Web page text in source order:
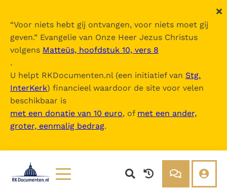
“Voor niets hebt gij ontvangen, voor niets moet gij
geven.” Evangelie van Onze Heer Jezus Christus
volgens Matteüs, hoofdstuk 10, vers 8
.
U helpt RKDocumenten.nl (een initiatief van Stg.
InterKerk) financieel waardoor de site voor velen
beschikbaar is
met een donatie van 10 euro, of met een ander,
groter, eenmalig bedrag.
Nova Vulgata
Inhoudsopgave
uitklappen
- Vetus Testamentum
- Liber Exodus
- Liber Numeri
- Liber Deuteronomii